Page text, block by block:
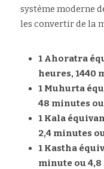
système moderne
les convertir de la
1 Ahoratra
heures, 1440
1 Muhurta
48 minutes
1 Kala
2,4 minutes
1 Kastha
minute ou 4,8